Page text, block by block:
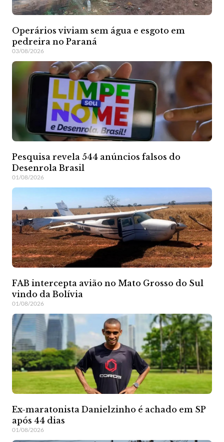
Operários viviam sem água e esgoto em
pedreira no Paraná
03/08/2026
Pesquisa revela 544 anúncios falsos do
Desenrola Brasil
01/08/2026
FAB intercepta avião no Mato Grosso do Sul
vindo da Bolívia
01/08/2026
Ex-maratonista Danielzinho é achado em SP
após 44 dias
01/08/2026